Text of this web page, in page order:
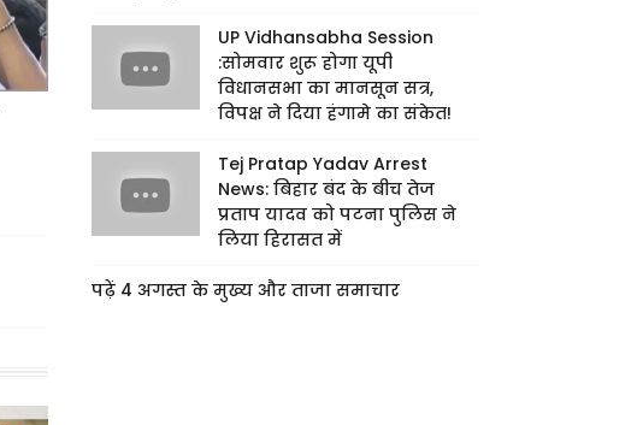
UP Vidhansabha Session
:सोमवार शुरू होगा यूपी
विधानसभा का मानसून सत्र,
विपक्ष ने दिया हंगामे का संकेत!
Tej Pratap Yadav Arrest
News: बिहार बंद के बीच तेज
प्रताप यादव को पटना पुलिस ने
लिया हिरासत में
पढ़ें 4 अगस्त के मुख्य और ताजा समाचार